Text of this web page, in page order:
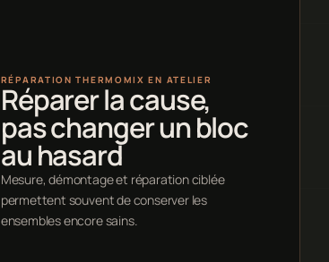
RÉPARATION THERMOMIX EN ATELIER
Réparer la cause,
pas changer un bloc
au hasard
Mesure, démontage et réparation ciblée
permettent souvent de conserver les
ensembles encore sains.